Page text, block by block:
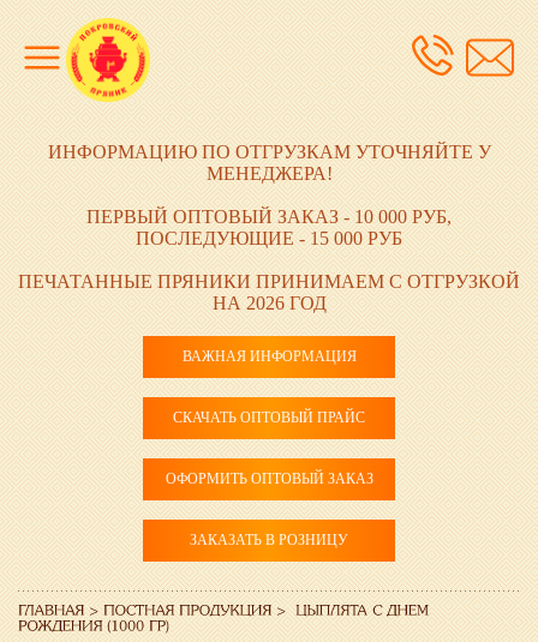
ИНФОРМАЦИЮ ПО ОТГРУЗКАМ УТОЧНЯЙТЕ У
МЕНЕДЖЕРА!
ПЕРВЫЙ ОПТОВЫЙ ЗАКАЗ - 10 000 РУБ,
ПОСЛЕДУЮЩИЕ - 15 000 РУБ
ПЕЧАТАННЫЕ ПРЯНИКИ ПРИНИМАЕМ С ОТГРУЗКОЙ
НА 2026 ГОД
ВАЖНАЯ ИНФОРМАЦИЯ
СКАЧАТЬ ОПТОВЫЙ ПРАЙС
ОФОРМИТЬ ОПТОВЫЙ ЗАКАЗ
ЗАКАЗАТЬ В РОЗНИЦУ